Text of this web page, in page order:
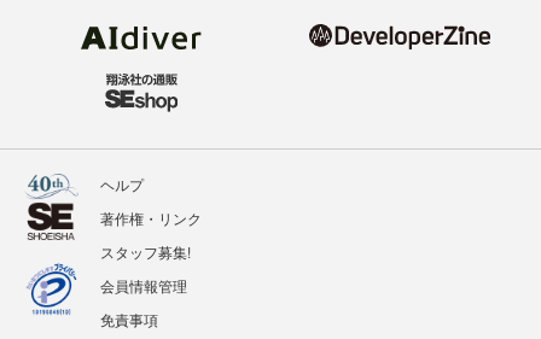
ヘルプ
著作権・リンク
スタッフ募集!
会員情報管理
免責事項